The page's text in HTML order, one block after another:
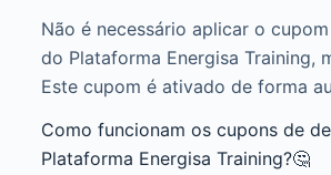
Não é necessário aplicar o
do Plataforma Energisa Training,
Este cupom é ativado de forma
Como funcionam os cupons de
Plataforma Energisa Training?🤔